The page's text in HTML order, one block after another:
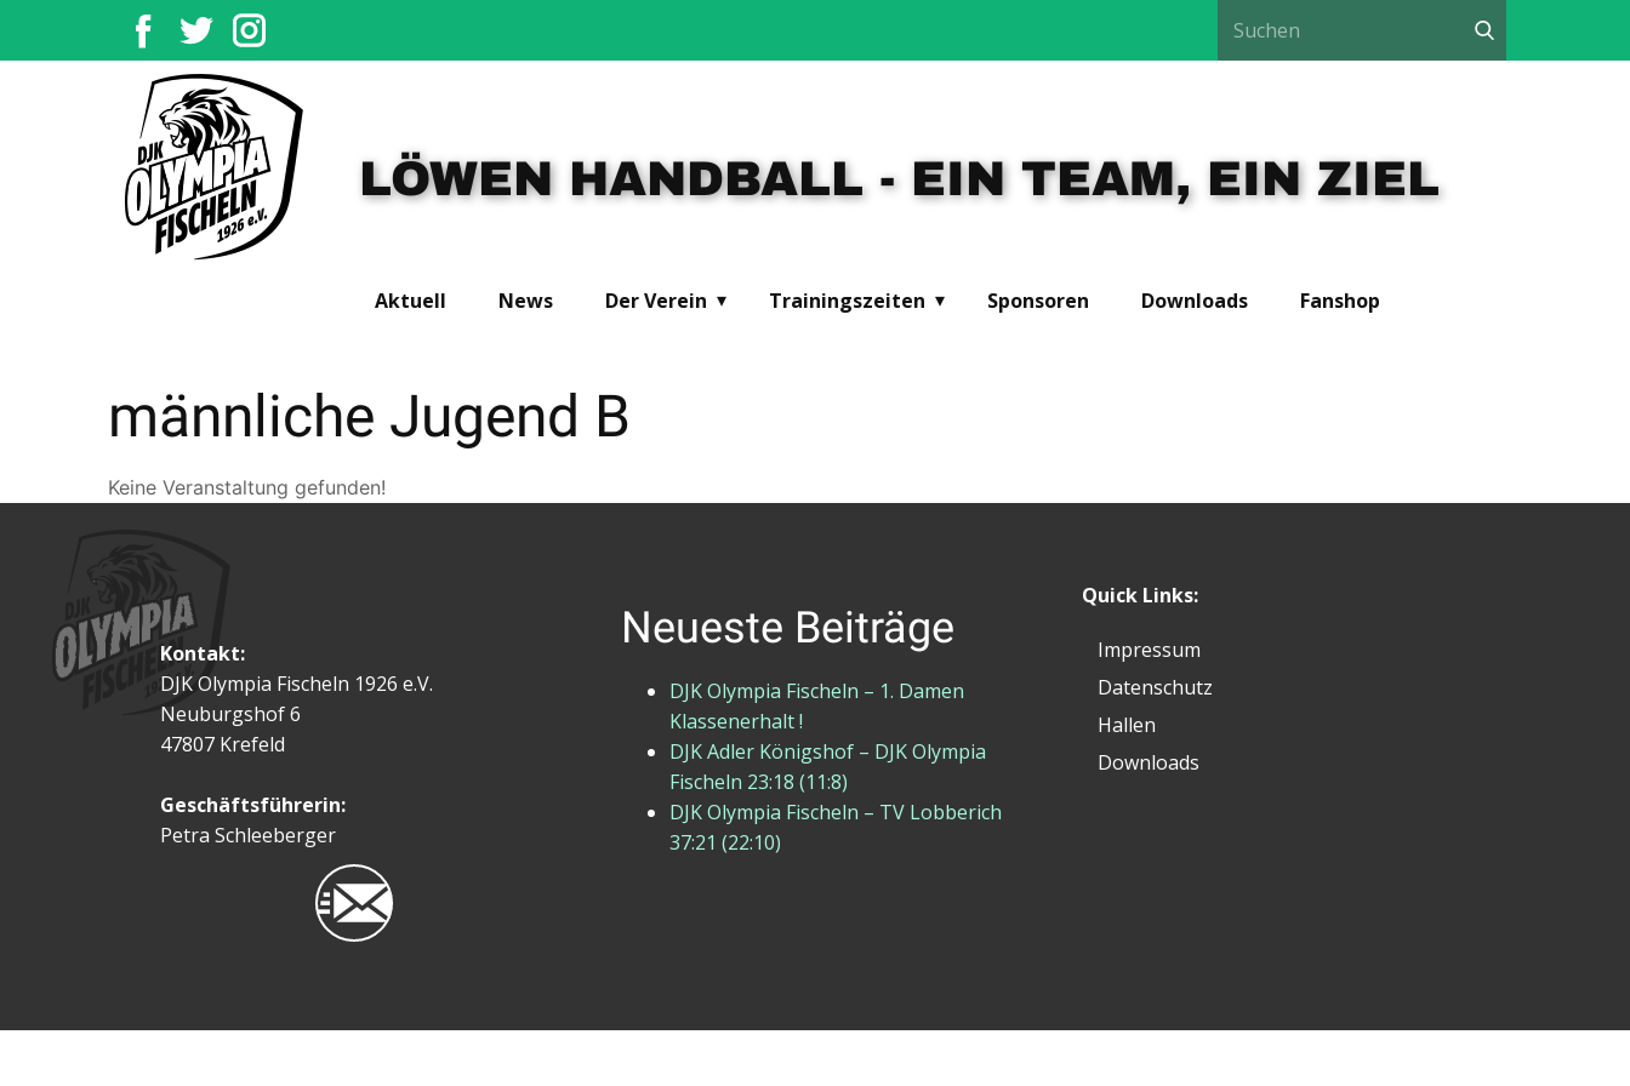
LÖWEN HANDBALL - EIN TEAM, EIN ZIEL
Aktuell News Der Verein Trainingszeiten Sponsoren Downloads Fanshop
männliche Jugend B
Keine Veranstaltung gefunden!
Kontakt:
DJK Olympia Fischeln 1926 e.V.
Neuburgshof 6
47807 Krefeld
Geschäftsführerin:
Petra Schleeberger
Neueste Beiträge
DJK Olympia Fischeln – 1. Damen
Klassenerhalt !
DJK Adler Königshof – DJK Olympia
Fischeln 23:18 (11:8)
DJK Olympia Fischeln – TV Lobberich
37:21 (22:10)
Quick Links:
Impressum
Datenschutz
Hallen
Downloads